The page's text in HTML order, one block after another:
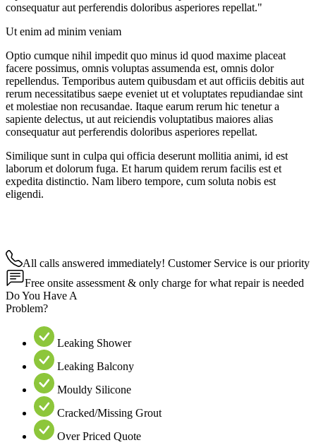
consequatur aut perferendis doloribus asperiores repellat."
Ut enim ad minim veniam
Optio cumque nihil impedit quo minus id quod maxime placeat
facere possimus, omnis voluptas assumenda est, omnis dolor
repellendus. Temporibus autem quibusdam et aut officiis debitis aut
rerum necessitatibus saepe eveniet ut et voluptates repudiandae sint
et molestiae non recusandae. Itaque earum rerum hic tenetur a
sapiente delectus, ut aut reiciendis voluptatibus maiores alias
consequatur aut perferendis doloribus asperiores repellat.
Similique sunt in culpa qui officia deserunt mollitia animi, id est
laborum et dolorum fuga. Et harum quidem rerum facilis est et
expedita distinctio. Nam libero tempore, cum soluta nobis est
eligendi.
All calls answered immediately! Customer Service is our priority
Free onsite assessment & only charge for what repair is needed
Do You Have A
Problem?
Leaking Shower
Leaking Balcony
Mouldy Silicone
Cracked/Missing Grout
Over Priced Quote